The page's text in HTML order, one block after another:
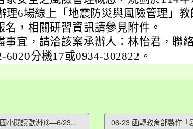
理6場線上「地震防災與風險管理」
名，相關研習資訊請參見附件。
事宜，請洽該案承辦人：林怡君，聯
6020分機17或0934-302822。
小閱讀歐洲⑩—6/23... 06-23 函轉教育部製作「